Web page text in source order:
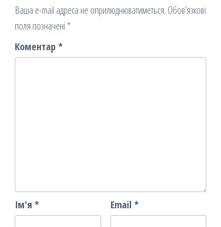
Ваша e-mail адреса не оприлюднюватиметься. Обов’язкові
поля позначені *
Коментар *
Ім'я * Email *